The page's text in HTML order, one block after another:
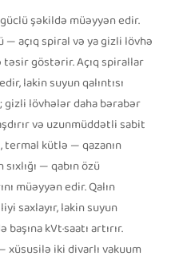
şəkildə müəyyən edir.
açıq spiral və ya gizli lövhə
göstərir. Açıq spirallar
lakin suyun qalıntısı
gizli lövhələr daha bərabər
və uzunmüddətli sabit
termal kütlə — qazanın
— qabın özü
müəyyən edir. Qalın
saxlayır, lakin suyun
kVt·saatı artırır.
xüsusilə iki divarlı vakuum